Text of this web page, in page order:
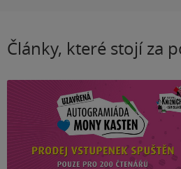
Články, které stojí za